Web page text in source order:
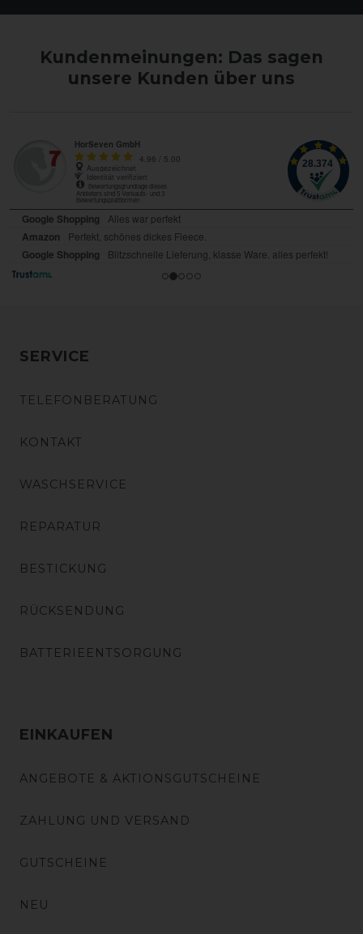
Kundenmeinungen: Das sagen
unsere Kunden über uns
SERVICE
TELEFONBERATUNG
KONTAKT
WASCHSERVICE
REPARATUR
BESTICKUNG
RÜCKSENDUNG
BATTERIEENTSORGUNG
EINKAUFEN
ANGEBOTE & AKTIONSGUTSCHEINE
ZAHLUNG UND VERSAND
GUTSCHEINE
NEU